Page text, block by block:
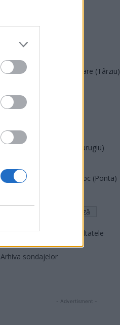
SOS (Șoșoacă)
POT (Gavrilă)
Acțiunea Conservatoare (Târziu)
PUSL (D. Voiculescu)
PNCR (Terheș)
Partidul Patrioților (Surugiu)
România pe Primul Loc (Ponta)
Arată rezultatele
Arhiva sondajelor
- Advertisment -